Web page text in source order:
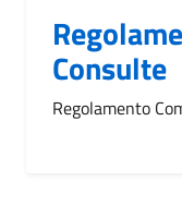
Consulte
Regolamento